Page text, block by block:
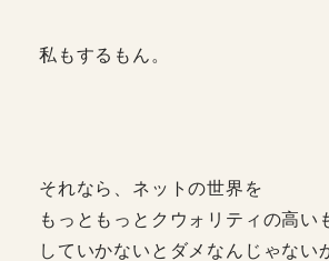
私もするもん。
それなら、ネットの世界を
もっともっとクウォリティの高い
していかないとダメなんじゃない